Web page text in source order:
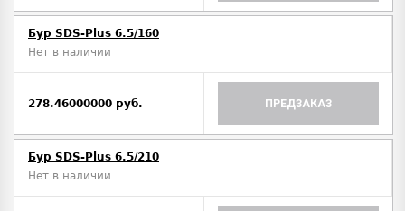
Бур SDS-Plus 6.5/160
Нет в наличии
278.46000000 руб. ПРЕДЗАКАЗ
Бур SDS-Plus 6.5/210
Нет в наличии